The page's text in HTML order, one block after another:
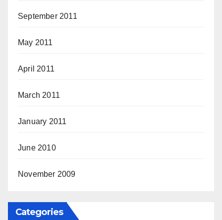
September 2011
May 2011
April 2011
March 2011
January 2011
June 2010
November 2009
Categories